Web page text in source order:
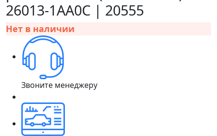
26013-1AA0C | 20555
Нет в наличии
Звоните менеджеру